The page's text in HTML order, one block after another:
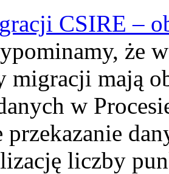
CSIRE –
że
migracji mają
w
przekazanie
liczby